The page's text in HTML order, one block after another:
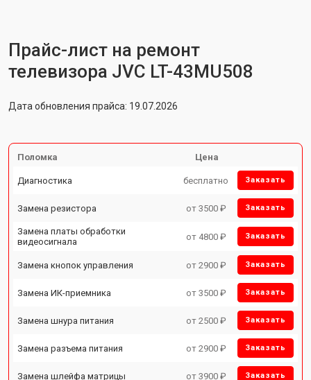
Прайс-лист на ремонт
телевизора JVC LT-43MU508
Дата обновления прайса: 19.07.2026
Поломка Цена
Диагностика бесплатно Заказать
Замена резистора от 3500 ₽ Заказать
Замена платы обработки
видеосигнала
от 4800 ₽ Заказать
Замена кнопок управления от 2900 ₽ Заказать
Замена ИК-приемника от 3500 ₽ Заказать
Замена шнура питания от 2500 ₽ Заказать
Замена разъема питания от 2900 ₽ Заказать
Замена шлейфа матрицы от 3900 ₽ Заказать